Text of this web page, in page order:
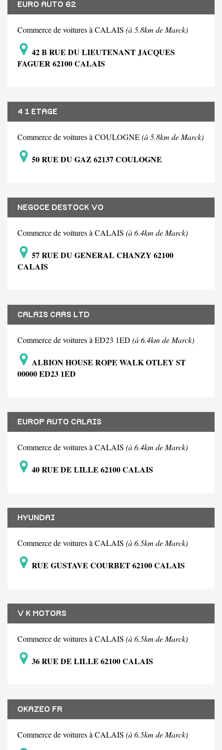
EURO AUTO 62
Commerce de voitures à CALAIS (à 5.8km de Marck)
42 B RUE DU LIEUTENANT JACQUES
FAGUER 62100 CALAIS
4 1 ETAGE
Commerce de voitures à COULOGNE(à 5.8km de Marck)
50 RUE DU GAZ 62137 COULOGNE
NEGOCE DESTOCK VO
Commerce de voitures à CALAIS (à 6.4km de Marck)
57 RUE DU GENERAL CHANZY 62100
CALAIS
CALAIS CARS LTD
Commerce de voitures à ED23 1ED (à 6.4km de Marck)
ALBION HOUSE ROPE WALK OTLEY ST
00000 ED23 1ED
EUROP AUTO CALAIS
Commerce de voitures à CALAIS (à 6.4km de Marck)
40 RUE DE LILLE 62100 CALAIS
HYUNDAI
Commerce de voitures à CALAIS (à 6.5km de Marck)
RUE GUSTAVE COURBET 62100 CALAIS
V K MOTORS
Commerce de voitures à CALAIS (à 6.5km de Marck)
36 RUE DE LILLE 62100 CALAIS
OKAZEO FR
Commerce de voitures à CALAIS (à 6.5km de Marck)